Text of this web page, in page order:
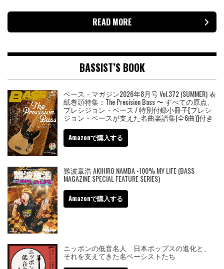
READ MORE
BASSIST’S BOOK
ベース・マガジン2026年8月号 Vol.372 (SUMMER) 表
紙巻頭特集：The Precision Bass 〜 すべての原点、
プレシジョン・ベース / 特別付録小冊子[プレシ
ジョン・ベースが支えた名曲楽譜集(全6曲)]付き
Amazonで購入する
難波章浩 AKIHIRO NAMBA -100% MY LIFE (BASS
MAGAZINE SPECIAL FEATURE SERIES)
Amazonで購入する
ニッポンの低音名人 日本ポップスの進化と、
それを支えてきた名ベーシストたち